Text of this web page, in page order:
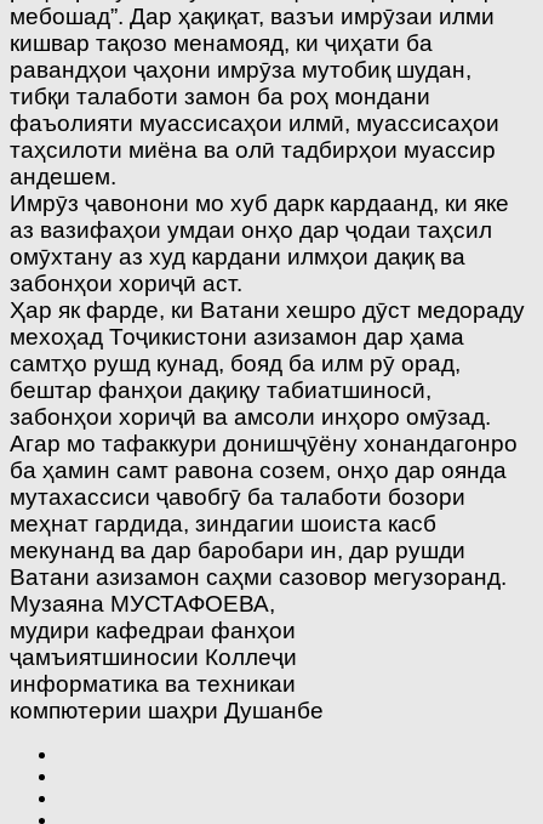
мебошад”. Дар ҳақиқат, вазъи имрӯзаи илми
кишвар тақозо менамояд, ки ҷиҳати ба
равандҳои ҷаҳони имрӯза мутобиқ шудан,
тибқи талаботи замон ба роҳ мондани
фаъолияти муассисаҳои илмӣ, муассисаҳои
таҳсилоти миёна ва олӣ тадбирҳои муассир
андешем.
Имрӯз ҷавонони мо хуб дарк кардаанд, ки яке
аз вазифаҳои умдаи онҳо дар ҷодаи таҳсил
омӯхтану аз худ кардани илмҳои дақиқ ва
забонҳои хориҷӣ аст.
Ҳар як фарде, ки Ватани хешро дӯст медораду
мехоҳад Тоҷикистони азизамон дар ҳама
самтҳо рушд кунад, бояд ба илм рӯ орад,
бештар фанҳои дақиқу табиатшиносӣ,
забонҳои хориҷӣ ва амсоли инҳоро омӯзад.
Агар мо тафаккури донишҷӯёну хонандагонро
ба ҳамин самт равона созем, онҳо дар оянда
мутахассиси ҷавобгӯ ба талаботи бозори
меҳнат гардида, зиндагии шоиста касб
мекунанд ва дар баробари ин, дар рушди
Ватани азизамон саҳми сазовор мегузоранд.
Музаяна МУСТАФОЕВА,
мудири кафедраи фанҳои
ҷамъиятшиносии Коллеҷи
информатика ва техникаи
компютерии шаҳри Душанбе